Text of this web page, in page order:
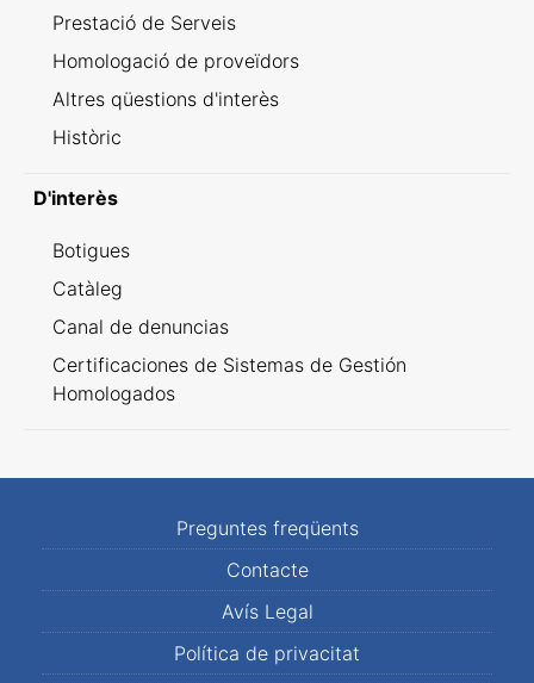
Prestació de Serveis
Homologació de proveïdors
Altres qüestions d'interès
Històric
D'interès
Botigues
Catàleg
Canal de denuncias
Certificaciones de Sistemas de Gestión
Homologados
Preguntes freqüents
Contacte
Avís Legal
Política de privacitat